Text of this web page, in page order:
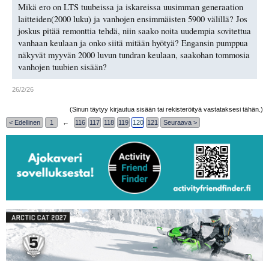
Mikä ero on LTS tuubeissa ja iskareissa uusimman generaation
laitteiden(2000 luku) ja vanhojen ensimmäisten 5900 välillä? Jos
joskus pitää remonttia tehdä, niin saako noita uudempia sovitettua
vanhaan keulaan ja onko siitä mitään hyötyä? Engansin pumppua
näkyvät myyvän 2000 luvun tundran keulaan, saakohan tommosia
vanhojen tuubien sisään?
26/2/26
(Sinun täytyy kirjautua sisään tai rekisteröityä vastataksesi tähän.)
< Edellinen
1 ← 116 117 118 119 120 121 Seuraava >